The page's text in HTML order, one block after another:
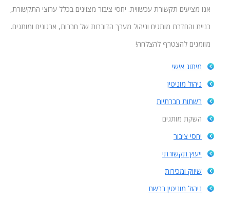
אנו מציעים תקשורת עכשווית. יחסי ציבור מצוינים בכלל ערוצי התקשורת,
בניית והחדרת מותגים וניהול מערך הדוברות של חברות, ארגונים ומותגים.
מוזמנים להצטרף להצלחה!
מיתוג אישי
ניהול מוניטין
רשתות חברתיות
השקת מותגים
יחסי ציבור
ייעוץ תקשורתי
שיווק ומכירות
ניהול מוניטין ברשת